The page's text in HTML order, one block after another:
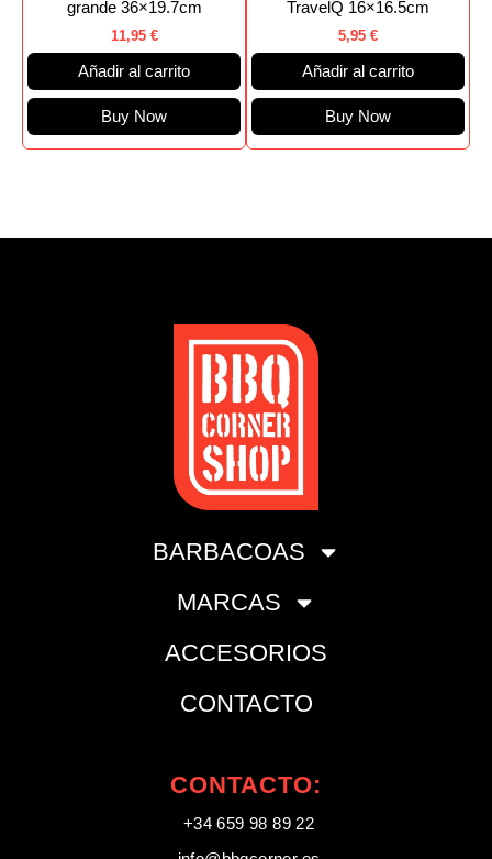
grande 36×19.7cm
11,95 €
Añadir al carrito
Buy Now
TravelQ 16×16.5cm
5,95 €
Añadir al carrito
Buy Now
BARBACOAS
MARCAS
ACCESORIOS
CONTACTO
CONTACTO:
+34 659 98 89 22